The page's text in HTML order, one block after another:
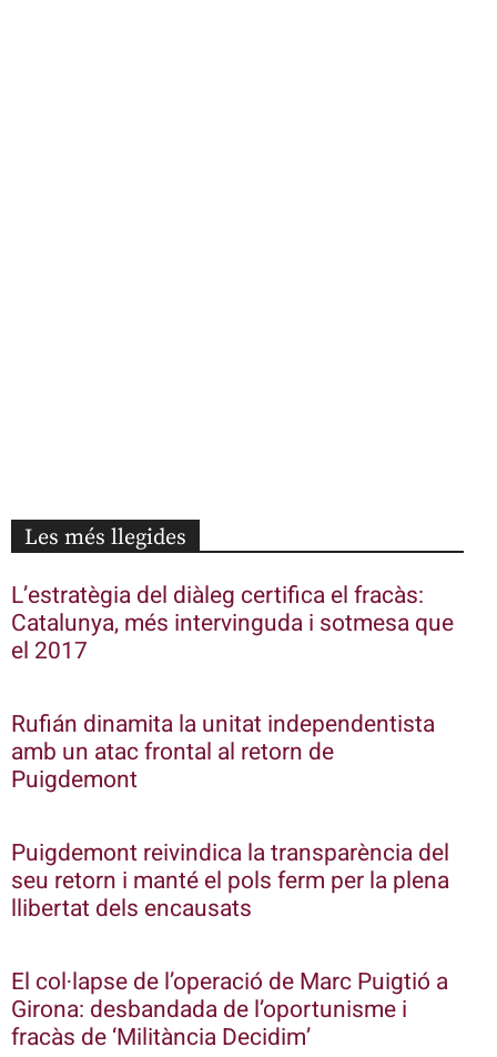
Les més llegides
L’estratègia del diàleg certifica el fracàs:
Catalunya, més intervinguda i sotmesa que
el 2017
Rufián dinamita la unitat independentista
amb un atac frontal al retorn de
Puigdemont
Puigdemont reivindica la transparència del
seu retorn i manté el pols ferm per la plena
llibertat dels encausats
El col·lapse de l’operació de Marc Puigtió a
Girona: desbandada de l’oportunisme i
fracàs de ‘Militància Decidim’